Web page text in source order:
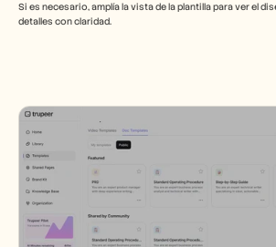
Si es necesario, amplía la vista de la plantilla para ver el
detalles con claridad.